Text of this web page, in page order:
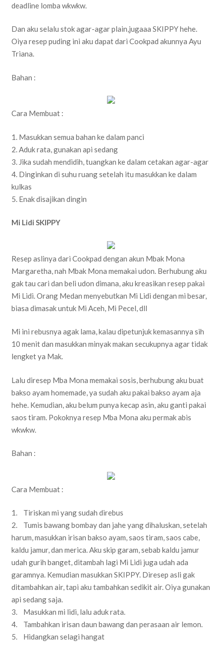
deadline lomba wkwkw.
Dan aku selalu stok agar-agar plain,jugaaa SKIPPY hehe.
Oiya resep puding ini aku dapat dari Cookpad akunnya Ayu
Triana.
Bahan :
Cara Membuat :
1. Masukkan semua bahan ke dalam panci
2. ‎Aduk rata, gunakan api sedang
3. ‎Jika sudah mendidih, tuangkan ke dalam cetakan agar-agar
4. ‎Dinginkan di suhu ruang setelah itu masukkan ke dalam
kulkas
5. ‎Enak disajikan dingin
Mi Lidi SKIPPY
Resep aslinya dari Cookpad dengan akun Mbak Mona
Margaretha, nah Mbak Mona memakai udon. Berhubung aku
gak tau cari dan beli udon dimana, aku kreasikan resep pakai
Mi Lidi. Orang Medan menyebutkan Mi Lidi dengan mi besar,
biasa dimasak untuk Mi Aceh, Mi Pecel, dll
Mi ini rebusnya agak lama, kalau dipetunjuk kemasannya sih
10 menit dan masukkan minyak makan secukupnya agar tidak
lengket ya Mak.
Lalu diresep Mba Mona memakai sosis, berhubung aku buat
bakso ayam homemade, ya sudah aku pakai bakso ayam aja
hehe. Kemudian, aku belum punya kecap asin, aku ganti pakai
saos tiram. Pokoknya resep Mba Mona aku permak abis
wkwkw.
Bahan :
Cara Membuat :
1. Tiriskan mi yang sudah direbus
2. Tumis bawang bombay dan jahe yang dihaluskan, setelah
harum, masukkan irisan bakso ayam, saos tiram, saos cabe,
kaldu jamur, dan merica. Aku skip garam, sebab kaldu jamur
udah gurih banget, ditambah lagi Mi Lidi juga udah ada
garamnya. Kemudian masukkan SKIPPY. Diresep asli gak
ditambahkan air, tapi aku tambahkan sedikit air. Oiya gunakan
api sedang saja.
3. Masukkan mi lidi, lalu aduk rata.
4. Tambahkan irisan daun bawang dan perasaan air lemon.
5. Hidangkan selagi hangat